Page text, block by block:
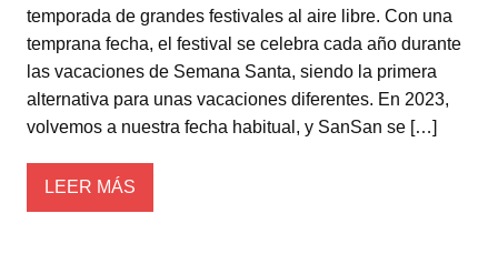
temporada de grandes festivales al aire libre. Con una
temprana fecha, el festival se celebra cada año durante
las vacaciones de Semana Santa, siendo la primera
alternativa para unas vacaciones diferentes. En 2023,
volvemos a nuestra fecha habitual, y SanSan se […]
LEER MÁS